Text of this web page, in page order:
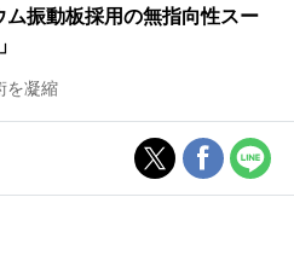
振動板採用の無指向性スー
を凝縮